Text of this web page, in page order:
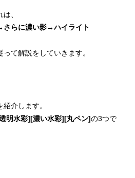
、
らに濃い影→ハイライト
て解説をしていきます。
介します。
明水彩][濃い水彩][丸ペン]の3つで